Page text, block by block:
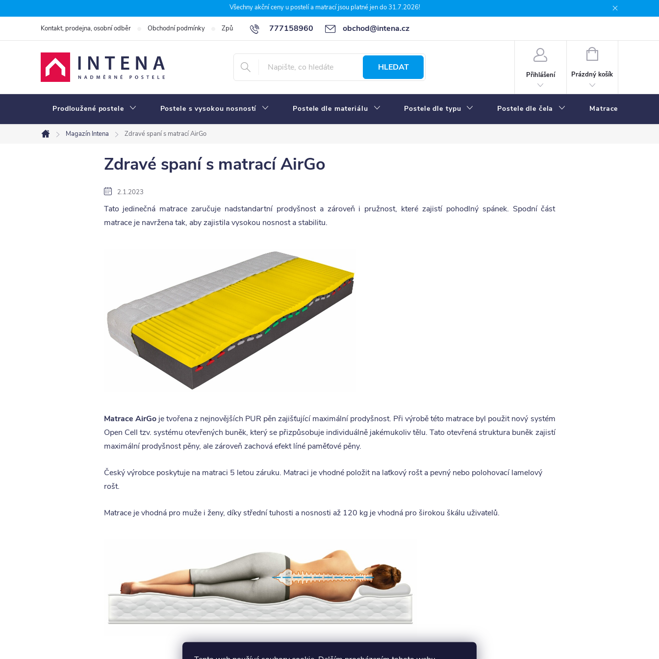
na
Všechny akční ceny u postelí a matrací jsou platné jen do 31.7.2026!
777158960 obchod@intena.cz
Kontakt, prodejna, osobní odběr Obchodní podmínky Způsoby a ceny dopravy 7 důvodů, proč nakupit u Intena nábytek
HLEDAT
Přihlášení
NÁKUPNÍ
Prázdný košík
Prodloužené postele Postele s vysokou nosností Postele dle materiálu Postele dle typu Postele dle čela Matrace
Domů
Magazín Intena Zdravé spaní s matrací AirGo
Zdravé spaní s matrací AirGo
2.1.2023
Tato jedinečná matrace zaručuje nadstandartní prodyšnost a zároveň i pružnost, které zajistí pohodlný spánek. Spodní část
matrace je navržena tak, aby zajistila vysokou nosnost a stabilitu.
Matrace AirGoje tvořena z nejnovějších PUR pěn zajišťující maximální prodyšnost. Při výrobě této matrace byl použit nový systém
Open Cell tzv. systému otevřených buněk, který se přizpůsobuje individuálně jakémukoliv tělu. Tato otevřená struktura buněk zajistí
maximální prodyšnost pěny, ale zároveň zachová efekt líné paměťové pěny.
Český výrobce poskytuje na matraci 5 letou záruku. Matraci je vhodné položit na laťkový rošt a pevný nebo polohovací lamelový
rošt.
Matrace je vhodná pro muže i ženy, díky střední tuhosti a nosnosti až 120 kg je vhodná pro širokou škálu uživatelů.